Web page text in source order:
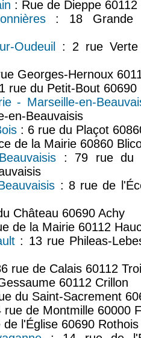
: Rue de Dieppe
: 18 Grande
Oudeuil
: 2 rue Verte
Georges-Hernoux
rue du Petit-Bout 60690
- Marseille-en-
en-Beauvaisis
: 6 rue du Plaçot
de la Mairie 60860
: 79 rue du
: 8 rue de
Château 60690 Achy
de la Mairie 60112
: 13 rue Phileas-
rue de Calais 60112
60112 Crillon
du Saint-Sacrement
rue de Montmille 60000
de l'Église 60690 Rothois